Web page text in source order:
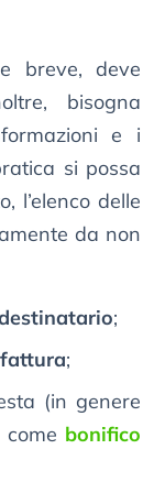
breve, deve
bisogna
e i
si possa
l’elenco delle
da non
;
;
(in genere
bonifico